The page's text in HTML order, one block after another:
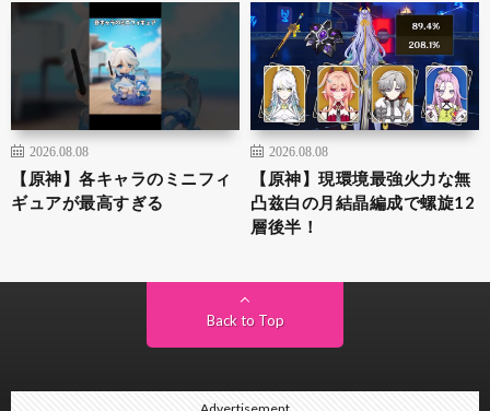
2026.08.08
【原神】各キャラのミニフィ
ギュアが最高すぎる
2026.08.08
【原神】現環境最強火力な無
凸兹白の月結晶編成で螺旋12
層後半！
Back to Top